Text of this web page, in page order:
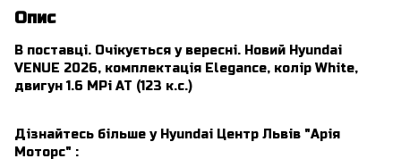
Опис
В поставці. Очікується у вересні. Новий Hyundai
VENUE 2026, комплектація Elegance, колір White,
двигун 1.6 MPi AT (123 к.с.)
Дізнайтесь більше у Hyundai Центр Львів "Арія
Моторс" :